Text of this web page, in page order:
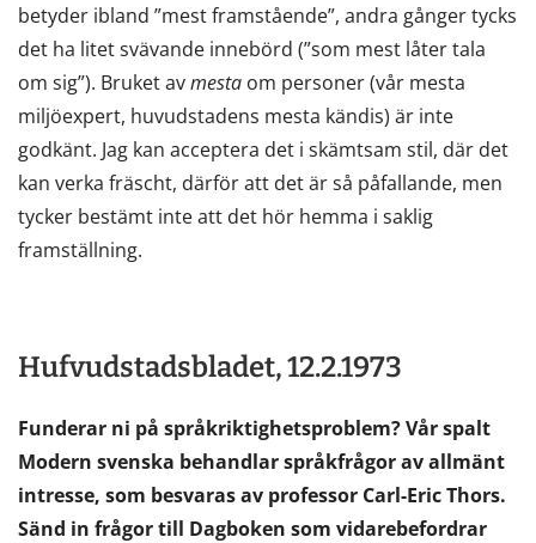
betyder ibland ”mest framstående”, andra gånger tycks
det ha litet svävande innebörd (”som mest låter tala
om sig”). Bruket avmesta om personer (vår mesta
miljöexpert, huvudstadens mesta kändis) är inte
godkänt. Jag kan acceptera det i skämtsam stil, där det
kan verka fräscht, därför att det är så påfallande, men
tycker bestämt inte att det hör hemma i saklig
framställning.
Hufvudstadsbladet, 12.2.1973
Funderar ni på språkriktighetsproblem? Vår spalt
Modern svenska behandlar språkfrågor av allmänt
intresse, som besvaras av professor Carl-Eric Thors.
Sänd in frågor till Dagboken som vidarebefordrar